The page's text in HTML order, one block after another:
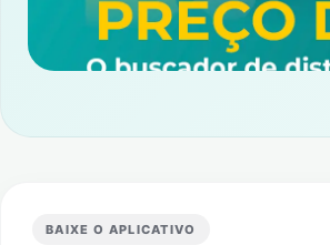
BAIXE O APLICATIVO